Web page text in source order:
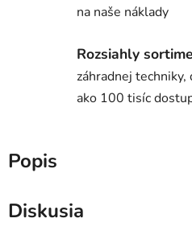
na naše náklady
Rozsiahly
záhradnej
ako 100 tisíc
Popis
Diskusia